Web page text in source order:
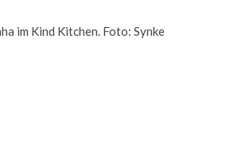
im Kind Kitchen. Foto: Synke